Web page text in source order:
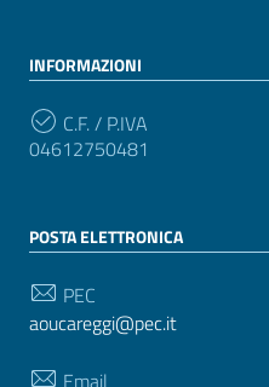
INFORMAZIONI
C.F. / P.IVA
04612750481
POSTA ELETTRONICA
PEC
aoucareggi@pec.it
Email